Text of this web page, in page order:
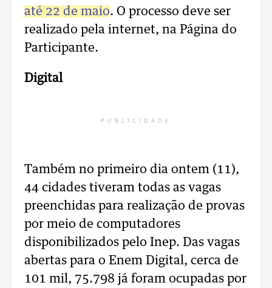
até 22 de maio. O processo deve ser
realizado pela internet, na Página do
Participante.
Digital
PUBLICIDADE
Também no primeiro dia ontem (11),
44 cidades tiveram todas as vagas
preenchidas para realização de provas
por meio de computadores
disponibilizados pelo Inep. Das vagas
abertas para o Enem Digital, cerca de
101 mil, 75.798 já foram ocupadas por